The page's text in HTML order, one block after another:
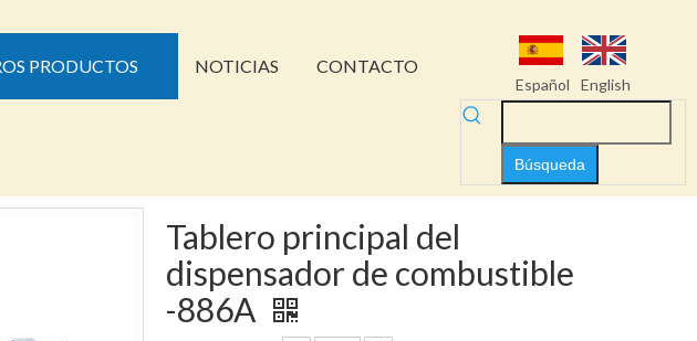
PRODUCTOS NOTICIAS CONTACTO
Español English
Búsqueda
Tablero principal del
dispensador de combustible
-886A